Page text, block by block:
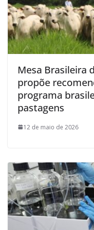
Mesa Brasileira
propõe
programa
pastagens
12 de maio de 2026